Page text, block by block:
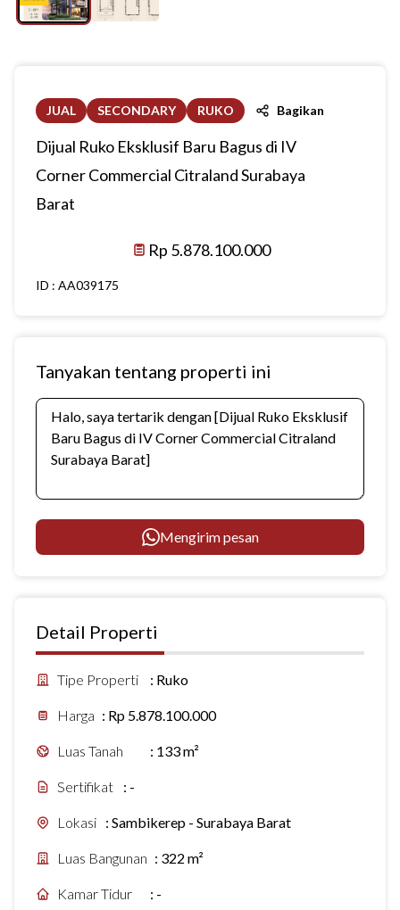
JUAL SECONDARY RUKO Bagikan
Dijual Ruko Eksklusif Baru Bagus di IV
Corner Commercial Citraland Surabaya
Barat
Rp 5.878.100.000
ID : AA039175
Tanyakan tentang properti ini
Mengirim pesan
Detail Properti
Tipe Properti : Ruko
Harga : Rp 5.878.100.000
Luas Tanah : 133 m²
Sertifikat : -
Lokasi : Sambikerep - Surabaya Barat
Luas Bangunan : 322 m²
Kamar Tidur : -